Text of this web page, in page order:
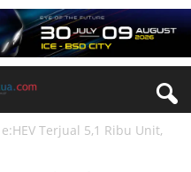
Terjual 5,1 Ribu Unit,